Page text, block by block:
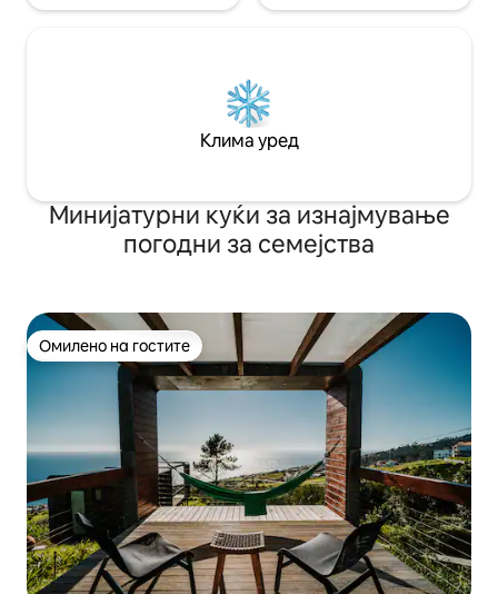
Клима уред
Минијатурни куќи за изнајмување
погодни за семејства
Омилено на гостите
Омилено на гостите